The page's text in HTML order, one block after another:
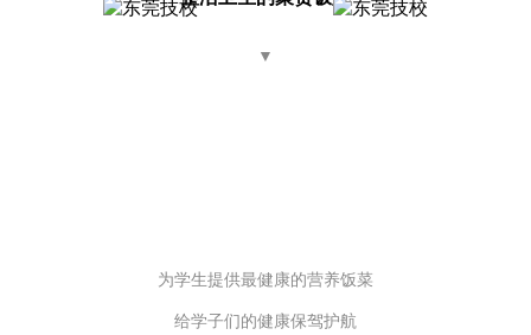
▼
为学生提供最健康的营养饭菜
给学子们的健康保驾护航